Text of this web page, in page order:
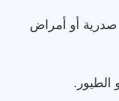
أو أمراض
.